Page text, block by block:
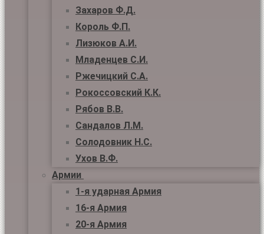
Захаров Ф.Д.
Король Ф.П.
Лизюков А.И.
Младенцев С.И.
Ржечицкий С.А.
Рокоссовский К.К.
Рябов В.В.
Сандалов Л.М.
Солодовник Н.С.
Ухов В.Ф.
Армии
1-я ударная Армия
16-я Армия
20-я Армия